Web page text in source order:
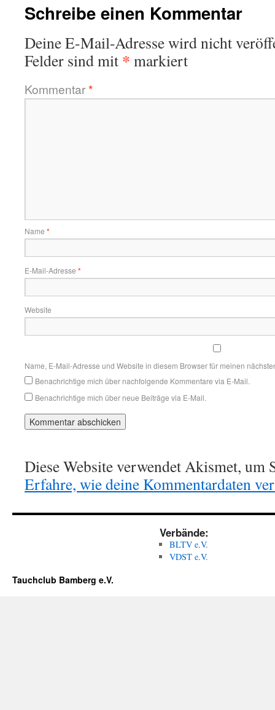
Schreibe einen Kommentar
Deine E-Mail-Adresse wird nicht
Felder sind mit * markiert
Kommentar*
Name *
E-Mail-Adresse *
Website
Name, E-Mail-Adresse und Website in diesem Browser für meinen
Benachrichtige mich über nachfolgende Kommentare via E-Mail.
Benachrichtige mich über neue Beiträge via E-Mail.
Diese Website verwendet Akismet, um
Erfahre, wie deine Kommentardaten
Verbände:
BLTV e.V.
VDST e.V.
Tauchclub Bamberg e.V.